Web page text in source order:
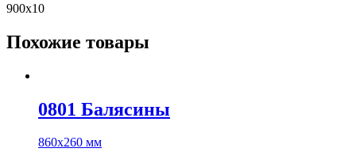
900х10
Похожие товары
0801 Балясины
860х260 мм